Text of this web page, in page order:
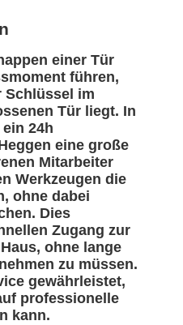
einer Tür
führen,
Schlüssel im
Tür liegt. In
24h
eine große
Mitarbeiter
Werkzeugen die
ohne dabei
Dies
Zugang zur
ohne lange
zu müssen.
gewährleistet,
professionelle
kann.